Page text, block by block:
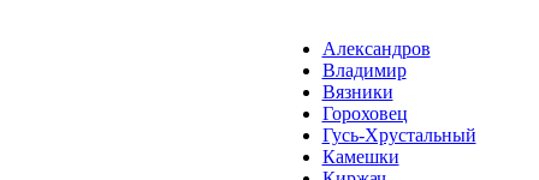
Александров
Владимир
Вязники
Гороховец
Гусь-Хрустальный
Камешки